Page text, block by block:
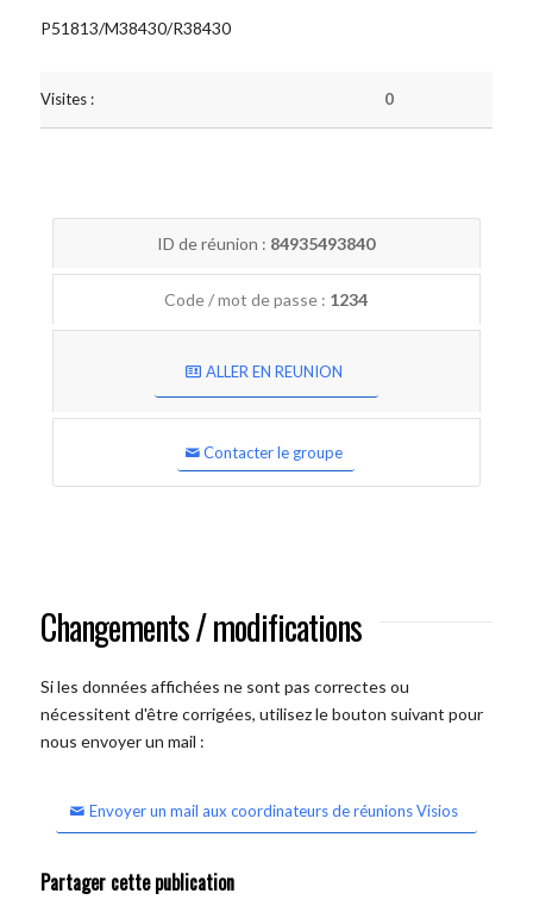
P51813/M38430/R38430
Visites : 0
ID de réunion : 84935493840
Code / mot de passe : 1234
ALLER EN REUNION
Contacter le groupe
Changements / modifications
Si les données affichées ne sont pas correctes ou
nécessitent d'être corrigées, utilisez le bouton suivant pour
nous envoyer un mail :
Envoyer un mail aux coordinateurs de réunions Visios
Partager cette publication